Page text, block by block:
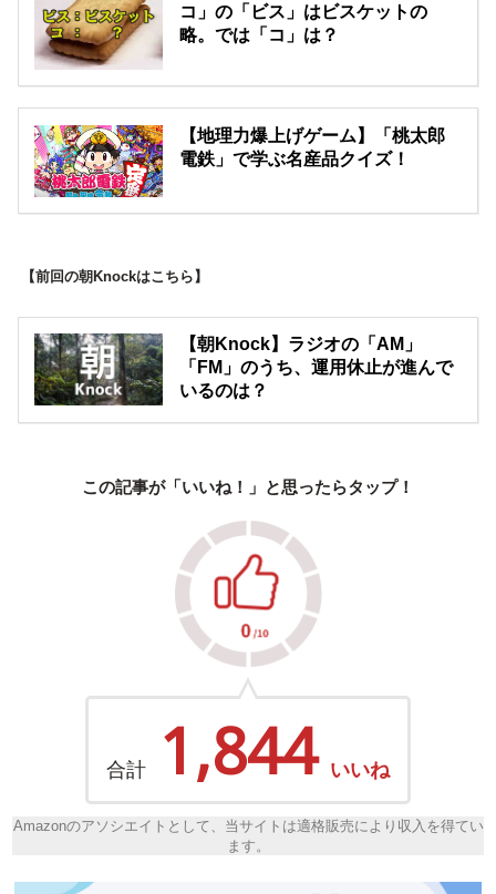
コ」の「ビス」はビスケットの
略。では「コ」は？
【地理力爆上げゲーム】「桃太郎
電鉄」で学ぶ名産品クイズ！
【前回の朝Knockはこちら】
【朝Knock】ラジオの「AM」
「FM」のうち、運用休止が進んで
いるのは？
この記事が「いいね！」と思ったらタップ！
合計 1,844 いいね
Amazonのアソシエイトとして、当サイトは適格販売により収入を得てい
ます。